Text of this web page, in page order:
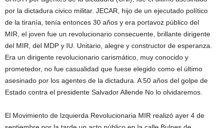
por la dictadura civico militar. JECAR, hijo de un ejecutado político
de la tiranía, tenía entonces 30 años y era portavoz público del
MIR, el joven fue un revolucionario consecuente, brillante dirigente
del MIR, del MDP y IU. Unitario, alegre y constructor de esperanza.
Era un dirigente revolucionario carismático, muy conocido y
prometedor, no fue casualidad que fuese elegido como el último
asesinado por los agentes de la dictadura. A 50 años del golpe de
Estado contra el presidente Salvador Allende No lo olvidaremos.
El Movimiento de Izquierda Revolucionaria MIR realizó ayer 4 de